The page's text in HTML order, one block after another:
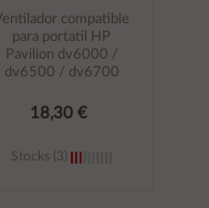
compatible
para portatil HP
Pavilion dv6000 /
dv6500 / dv6700
18,30 €
Stocks (3)